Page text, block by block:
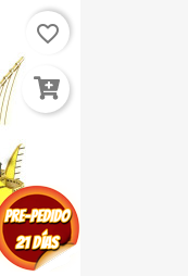
favorite_border